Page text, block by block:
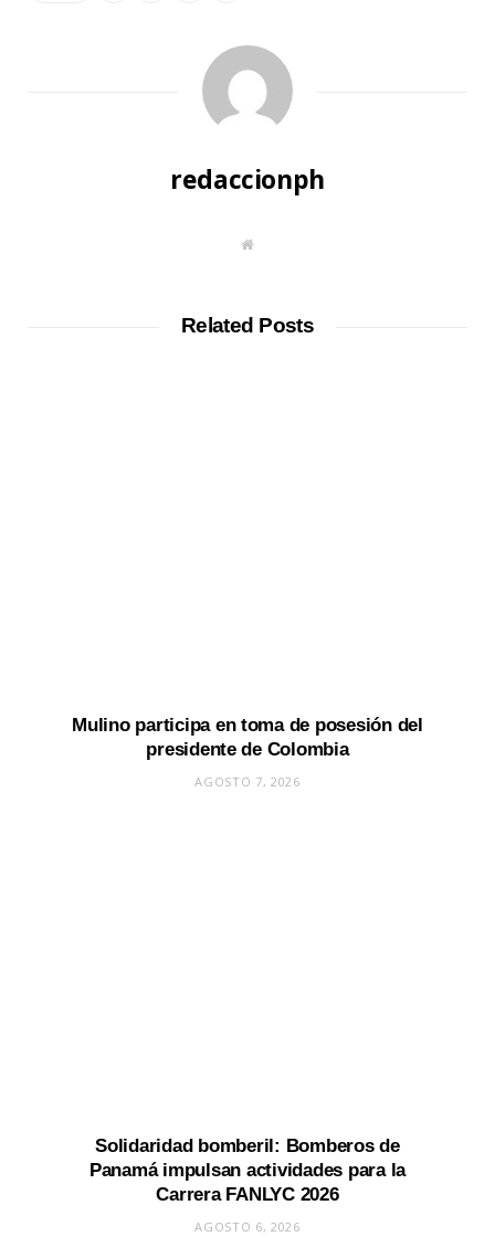
redaccionph
W
Related Posts
Mulino participa en toma de posesión del
presidente de Colombia
AGOSTO 7, 2026
Solidaridad bomberil: Bomberos de
Panamá impulsan actividades para la
Carrera FANLYC 2026
AGOSTO 6, 2026